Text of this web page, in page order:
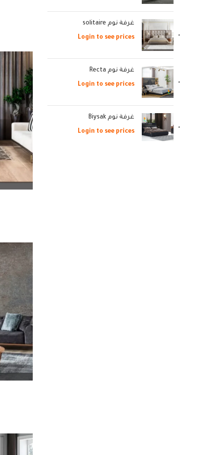
غرفة نوم solitaire
Login to see prices
غرفة نوم Recta
Login to see prices
غرفة نوم Biysak
Login to see prices